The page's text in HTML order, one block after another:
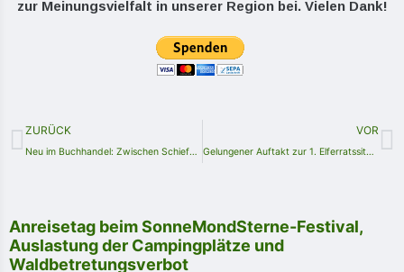
zur Meinungsvielfalt in unserer Region bei. Vielen Dank!
ZURÜCK
Neu im Buchhandel: Zwischen Schiefer, Saale und Sormitz 1904 bis 1909 – Zeitungsnotizen von annodazumal
VOR
Gelungener Auftakt zur 1. Elferratssitzung im ausverkauften Kulturhaus in Lehesten
Anreisetag beim SonneMondSterne-Festival,
Auslastung der Campingplätze und
Waldbetretungsverbot